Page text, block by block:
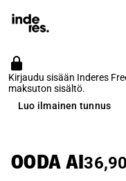
Kirjaudu sisään Inderes
maksuton sisältö.
Luo ilmainen tunnus
OODA AI36,90